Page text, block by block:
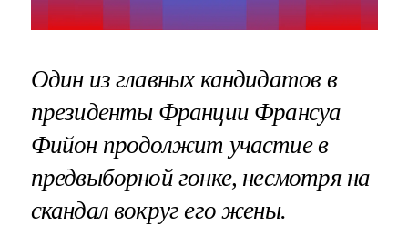
Один из главных кандидатов в
президенты Франции Франсуа
Фийон продолжит участие в
предвыборной гонке, несмотря на
скандал вокруг его жены.